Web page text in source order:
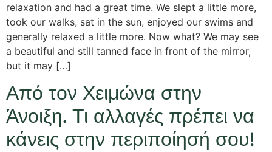
relaxation and had a great time. We slept a little more,
took our walks, sat in the sun, enjoyed our swims and
generally relaxed a little more. Now what? We may see
a beautiful and still tanned face in front of the mirror,
but it may […]
Από τον Χειμώνα στην
Άνοιξη. Τι αλλαγές πρέπει να
κάνεις στην περιποίησή σου!